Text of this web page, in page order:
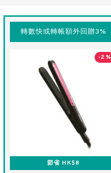
轉數快或轉帳額外回贈3%
-2 %
節省 HK$8